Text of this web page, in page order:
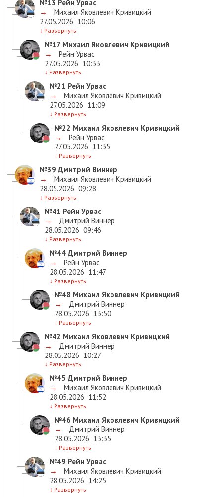
№13 Рейн Урвас
→
Михаил Яковлевич Кривицкий
27.05.2026 10:06
↓ Развернуть
№17 Михаил Яковлевич Кривицкий
→
Рейн Урвас
27.05.2026 10:33
↓ Развернуть
№21 Рейн Урвас
→
Михаил Яковлевич Кривицкий
27.05.2026 11:09
↓ Развернуть
№22 Михаил Яковлевич Кривицкий
→
Рейн Урвас
27.05.2026 11:35
↓ Развернуть
№39 Дмитрий Виннер
→
Михаил Яковлевич Кривицкий
28.05.2026 09:28
↓ Развернуть
№41 Рейн Урвас
→
Дмитрий Виннер
28.05.2026 09:46
↓ Развернуть
№44 Дмитрий Виннер
→
Рейн Урвас
28.05.2026 11:47
↓ Развернуть
№48 Михаил Яковлевич Кривицкий
→
Дмитрий Виннер
28.05.2026 13:50
↓ Развернуть
№42 Михаил Яковлевич Кривицкий
→
Дмитрий Виннер
28.05.2026 10:27
↓ Развернуть
№45 Дмитрий Виннер
→
Михаил Яковлевич Кривицкий
28.05.2026 11:52
↓ Развернуть
№46 Михаил Яковлевич Кривицкий
→
Дмитрий Виннер
28.05.2026 13:35
↓ Развернуть
№49 Рейн Урвас
→
Михаил Яковлевич Кривицкий
28.05.2026 14:25
↓ Развернуть